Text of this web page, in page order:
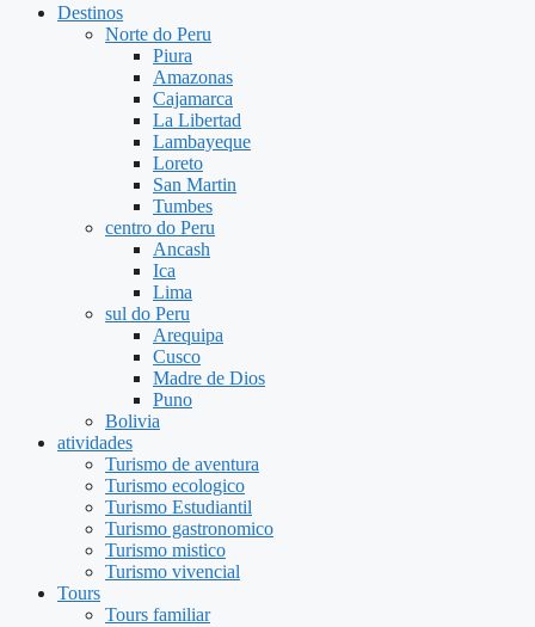
Destinos
Norte do Peru
Piura
Amazonas
Cajamarca
La Libertad
Lambayeque
Loreto
San Martin
Tumbes
centro do Peru
Ancash
Ica
Lima
sul do Peru
Arequipa
Cusco
Madre de Dios
Puno
Bolivia
atividades
Turismo de aventura
Turismo ecologico
Turismo Estudiantil
Turismo gastronomico
Turismo mistico
Turismo vivencial
Tours
Tours familiar